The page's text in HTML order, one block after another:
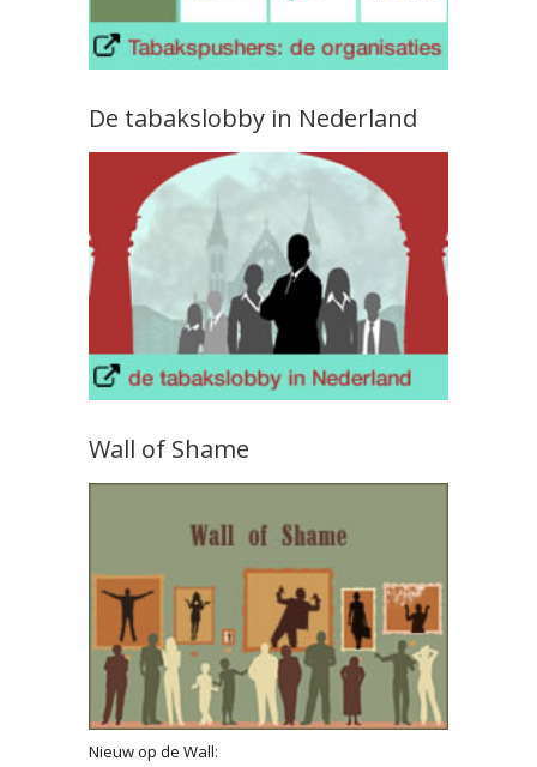
De tabakslobby in Nederland
Wall of Shame
Nieuw op de Wall: